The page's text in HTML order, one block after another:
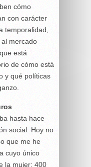
cómo
con carácter
temporalidad,
mercado
está
de cómo está
y qué políticas
hasta hace
social. Hoy no
que me he
cuyo único
la mujer: 400